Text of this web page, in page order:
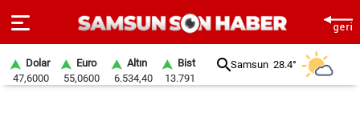
Dolar
47,6000
Euro
55,0600
Altın
6.534,40
Bist
13.791
Samsun 28.4°